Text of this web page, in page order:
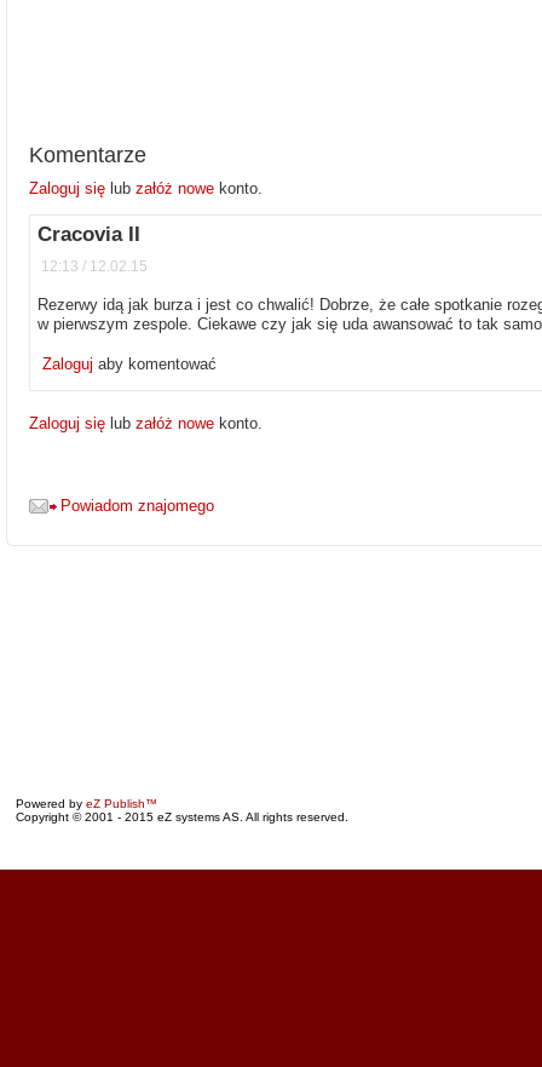
Komentarze
Zaloguj się lub załóż nowe konto.
Cracovia II
12:13 / 12.02.15
Rezerwy idą jak burza i jest co chwalić! Dobrze, że całe spotkanie
w pierwszym zespole. Ciekawe czy jak się uda awansować to tak
Zalogujaby komentować
Zaloguj się lub załóż nowe konto.
Powiadom znajomego
Powered by eZ Publish™
Copyright © 2001 - 2015 eZ systems AS. All rights reserved.